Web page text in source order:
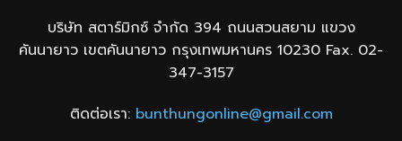
บริษัท สตาร์มิกซ์ จำกัด 394 ถนนสวนสยาม แขวง
คันนายาว เขตคันนายาว กรุงเทพมหานคร 10230 Fax. 02-
347-3157
ติดต่อเรา: bunthungonline@gmail.com